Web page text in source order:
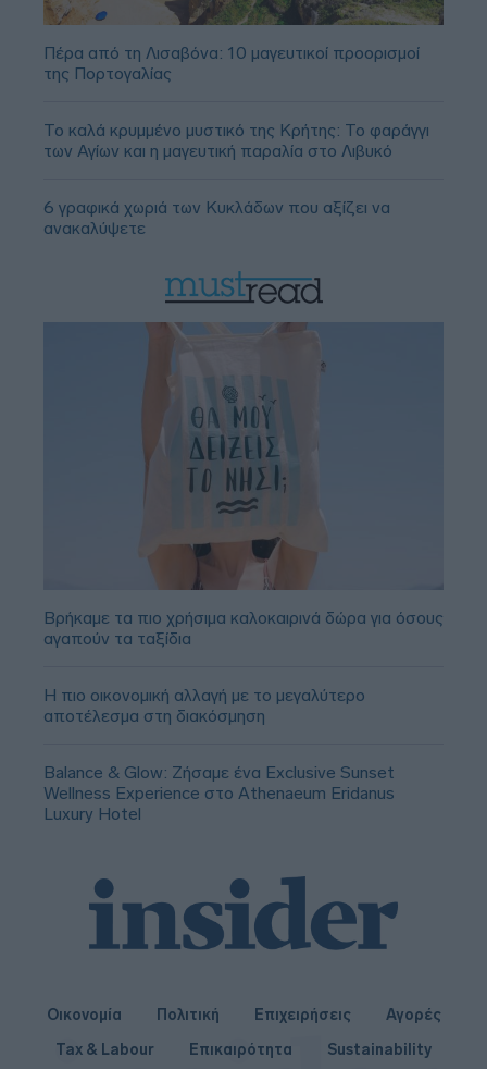
Πέρα από τη Λισαβόνα: 10 μαγευτικοί προορισμοί
της Πορτογαλίας
Το καλά κρυμμένο μυστικό της Κρήτης: Το φαράγγι
των Αγίων και η μαγευτική παραλία στο Λιβυκό
6 γραφικά χωριά των Κυκλάδων που αξίζει να
ανακαλύψετε
Βρήκαμε τα πιο χρήσιμα καλοκαιρινά δώρα για όσους
αγαπούν τα ταξίδια
Η πιο οικονομική αλλαγή με το μεγαλύτερο
αποτέλεσμα στη διακόσμηση
Balance & Glow: Ζήσαμε ένα Exclusive Sunset
Wellness Experience στο Athenaeum Eridanus
Luxury Hotel
Οικονομία Πολιτική Επιχειρήσεις
Αγορές
Tax & Labour
Επικαιρότητα Sustainability